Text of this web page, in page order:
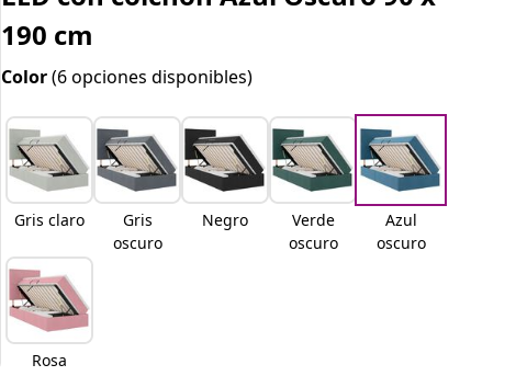
190 cm
Color(6 opciones disponibles)
Gris claro
Gris
oscuro
Negro
Verde
oscuro
Azul
oscuro
Rosa